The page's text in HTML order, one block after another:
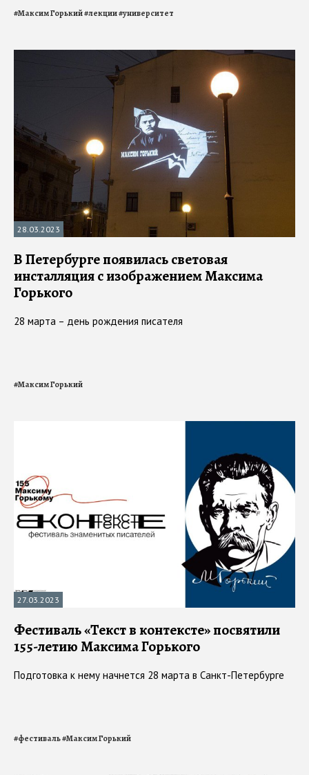
#Максим Горький#лекции#университет
28.03.2023
В Петербурге появилась световая
инсталляция с изображением Максима
Горького
28 марта – день рождения писателя
#Максим Горький
27.03.2023
Фестиваль «Текст в контексте» посвятили
155-летию Максима Горького
Подготовка к нему начнется 28 марта в Санкт-Петербурге
#фестиваль#Максим Горький